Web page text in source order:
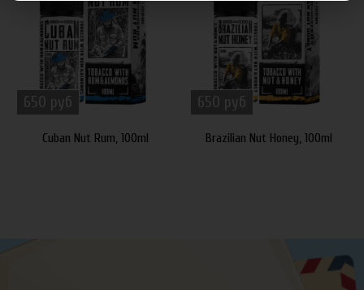
650 руб
Cuban Nut Rum, 100ml
650 руб
Brazilian Nut Honey, 100ml